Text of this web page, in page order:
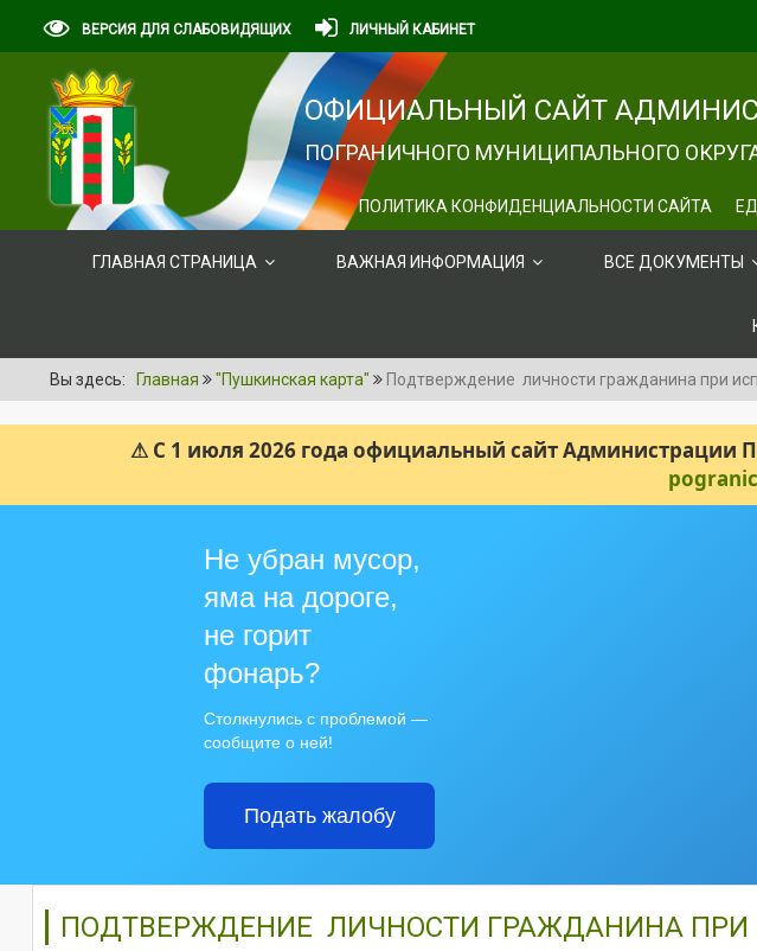
ВЕРСИЯ ДЛЯ СЛАБОВИДЯЩИХ ЛИЧНЫЙ КАБИНЕТ
ОФИЦИАЛЬНЫЙ САЙТ
ПОГРАНИЧНОГО МУНИЦИПАЛЬНОГО
ПОЛИТИКА КОНФИДЕНЦИАЛЬНОСТИ САЙТА
ГЛАВНАЯ СТРАНИЦА ВАЖНАЯ ИНФОРМАЦИЯ ВСЕ ДОКУМЕНТЫ
Вы здесь: Главная "Пушкинская карта" Подтверждение личности гражданина при
⚠ С 1 июля 2026 года официальный сайт Администрации
Не убран мусор,
яма на дороге,
не горит
фонарь?
Столкнулись с проблемой —
сообщите о ней!
Подать жалобу
ПОДТВЕРЖДЕНИЕ ЛИЧНОСТИ ГРАЖДАНИНА